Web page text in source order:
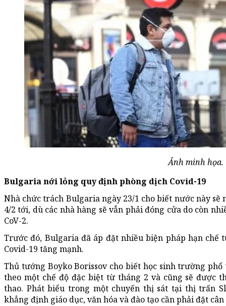
Ảnh minh họa.
Bulgaria nới lỏng quy định phòng dịch Covid-19
Nhà chức trách Bulgaria ngày 23/1 cho biết nước này
4/2 tới, dù các nhà hàng sẽ vẫn phải đóng cửa do còn
CoV-2.
Trước đó, Bulgaria đã áp đặt nhiều biện pháp hạn chế
Covid-19 tăng mạnh.
Thủ tướng Boyko Borissov cho biết học sinh trường
theo một chế độ đặc biệt từ tháng 2 và cũng sẽ được
thao. Phát biểu trong một chuyến thị sát tại thị trấn
khẳng định giáo dục, văn hóa và đào tạo cần phải đặt